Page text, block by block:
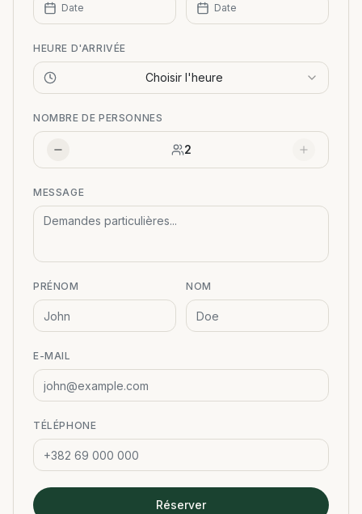
Date Date
HEURE D'ARRIVÉE
Choisir l'heure
NOMBRE DE PERSONNES
2
MESSAGE
PRÉNOM NOM
E-MAIL
TÉLÉPHONE
Réserver